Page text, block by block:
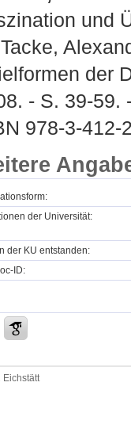
und
Tacke,
der
- S. 39-59.
978-3-412-
der Universität:
der KU entstanden:
ID: